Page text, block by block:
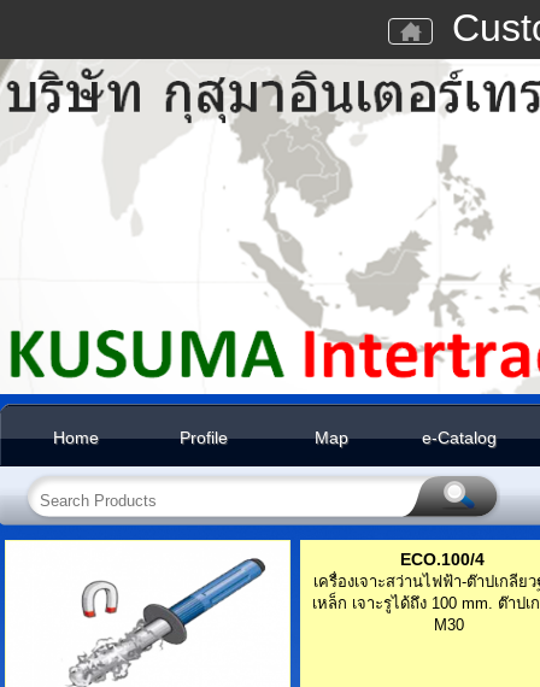
Home Profile Map e-Catalog
ECO.100/4
เครื่องเจาะสว่านไฟฟ้า-ต๊าปเกลีย
เหล็ก เจาะรูได้ถึง 100 mm. ต๊าปเ
M30